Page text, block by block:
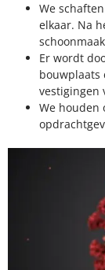
We
elkaar. Na
Er wordt
bouwplaats
vestigingen
We houden